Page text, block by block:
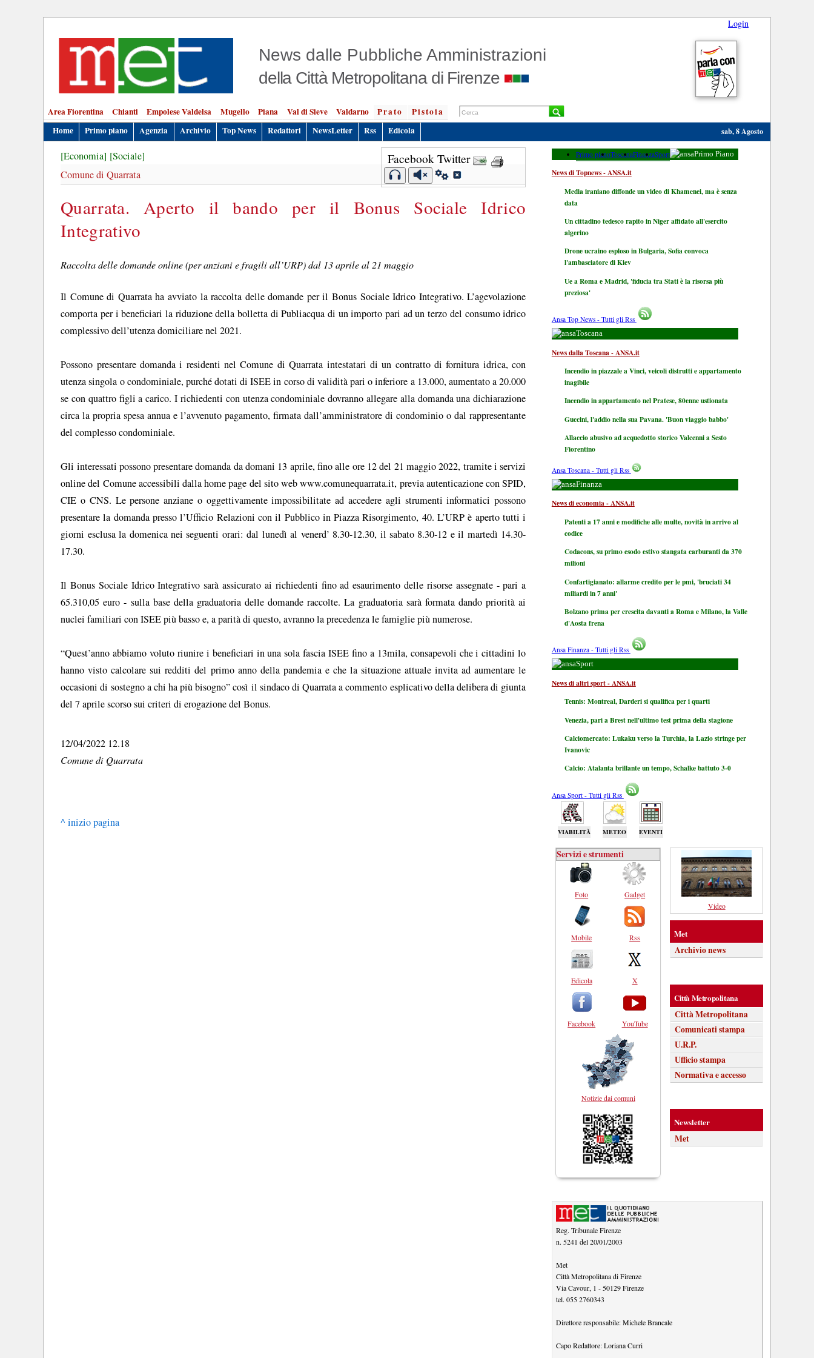
Login
News dalle Pubbliche Amministrazioni
della Città Metropolitana di Firenze
Area Fiorentina Chianti Empolese Valdelsa Mugello Piana Val di Sieve Valdarno Prato
Pistoia
Home
Primo piano Agenzia Archivio Top News Redattori NewsLetter Rss Edicola sab, 8 Agosto
Facebook Twitter
[Economia] [Sociale]
Comune di Quarrata
Quarrata. Aperto il bando per il Bonus Sociale Idrico
Integrativo
Raccolta delle domande online (per anziani e fragili all’URP) dal 13 aprile al 21 maggio
Il Comune di Quarrata ha avviato la raccolta delle domande per il Bonus Sociale Idrico Integrativo. L’agevolazione
comporta per i beneficiari la riduzione della bolletta di Publiacqua di un importo pari ad un terzo del consumo idrico
complessivo dell’utenza domiciliare nel 2021.
Possono presentare domanda i residenti nel Comune di Quarrata intestatari di un contratto di fornitura idrica, con
utenza singola o condominiale, purché dotati di ISEE in corso di validità pari o inferiore a 13.000, aumentato a 20.000
se con quattro figli a carico. I richiedenti con utenza condominiale dovranno allegare alla domanda una dichiarazione
circa la propria spesa annua e l’avvenuto pagamento, firmata dall’amministratore di condominio o dal rappresentante
del complesso condominiale.
Gli interessati possono presentare domanda da domani 13 aprile, fino alle ore 12 del 21 maggio 2022, tramite i servizi
online del Comune accessibili dalla home page del sito web www.comunequarrata.it, previa autenticazione con SPID,
CIE o CNS. Le persone anziane o oggettivamente impossibilitate ad accedere agli strumenti informatici possono
presentare la domanda presso l’Ufficio Relazioni con il Pubblico in Piazza Risorgimento, 40. L’URP è aperto tutti i
giorni esclusa la domenica nei seguenti orari: dal lunedì al venerd’ 8.30-12.30, il sabato 8.30-12 e il martedì 14.30-
17.30.
Il Bonus Sociale Idrico Integrativo sarà assicurato ai richiedenti fino ad esaurimento delle risorse assegnate - pari a
65.310,05 euro - sulla base della graduatoria delle domande raccolte. La graduatoria sarà formata dando priorità ai
nuclei familiari con ISEE più basso e, a parità di questo, avranno la precedenza le famiglie più numerose.
“Quest’anno abbiamo voluto riunire i beneficiari in una sola fascia ISEE fino a 13mila, consapevoli che i cittadini lo
hanno visto calcolare sui redditi del primo anno della pandemia e che la situazione attuale invita ad aumentare le
occasioni di sostegno a chi ha più bisogno” così il sindaco di Quarrata a commento esplicativo della delibera di giunta
del 7 aprile scorso sui criteri di erogazione del Bonus.
12/04/2022 12.18
Comune di Quarrata
^ inizio pagina
Primo pianoToscanaFinanzaSport Primo Piano
News di Topnews - ANSA.it
Media iraniano diffonde un video di Khamenei, ma è senza
data
Un cittadino tedesco rapito in Niger affidato all'esercito
algerino
Drone ucraino esploso in Bulgaria, Sofia convoca
l'ambasciatore di Kiev
Ue a Roma e Madrid, 'fiducia tra Stati è la risorsa più
preziosa'
Ansa Top News - Tutti gli Rss
Toscana
News dalla Toscana - ANSA.it
Incendio in piazzale a Vinci, veicoli distrutti e appartamento
inagibile
Incendio in appartamento nel Pratese, 80enne ustionata
Guccini, l'addio nella sua Pavana. 'Buon viaggio babbo'
Allaccio abusivo ad acquedotto storico Valcenni a Sesto
Fiorentino
Ansa Toscana - Tutti gli Rss
Finanza
News di economia - ANSA.it
Patenti a 17 anni e modifiche alle multe, novità in arrivo al
codice
Codacons, su primo esodo estivo stangata carburanti da 370
milioni
Confartigianato: allarme credito per le pmi, 'bruciati 34
miliardi in 7 anni'
Bolzano prima per crescita davanti a Roma e Milano, la Valle
d'Aosta frena
Ansa Finanza - Tutti gli Rss
Sport
News di altri sport - ANSA.it
Tennis: Montreal, Darderi si qualifica per i quarti
Venezia, pari a Brest nell'ultimo test prima della stagione
Calciomercato: Lukaku verso la Turchia, la Lazio stringe per
Ivanovic
Calcio: Atalanta brillante un tempo, Schalke battuto 3-0
Ansa Sport - Tutti gli Rss
VIABILITÀ METEO EVENTI
Servizi e strumenti
Foto
Mobile
Edicola
Facebook
Gadget
Rss
X
YouTube
Notizie dai comuni
Video
Met
Archivio news
Città Metropolitana
Città Metropolitana
Comunicati stampa
U.R.P.
Ufficio stampa
Normativa e accesso
Newsletter
Met
Reg. Tribunale Firenze
n. 5241 del 20/01/2003
Met
Città Metropolitana di Firenze
Via Cavour, 1 - 50129 Firenze
tel. 055 2760343
Direttore responsabile:Michele Brancale
Capo Redattore:Loriana Curri